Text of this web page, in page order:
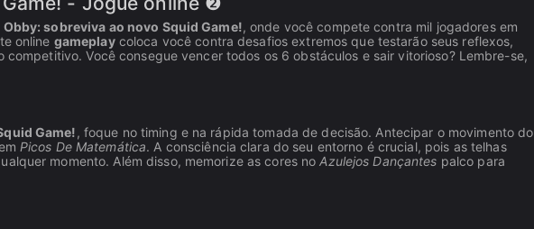
Obby: sobreviva ao novo Squid Game!, onde você compete contra mil jogadores em
online gameplaycoloca você contra desafios extremos que testarão seus reflexos,
Você consegue vencer todos os 6 obstáculos e sair vitorioso? Lembre-se,
Game!, foque no timing e na rápida tomada de decisão. Antecipar o movimento do
Picos De Matemática. A consciência clara do seu entorno é crucial, pois as telhas
momento. Além disso, memorize as cores noAzulejos Dançantes palco para